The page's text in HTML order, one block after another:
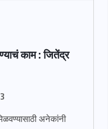
काम : जितेंद्र
अनेकांनी